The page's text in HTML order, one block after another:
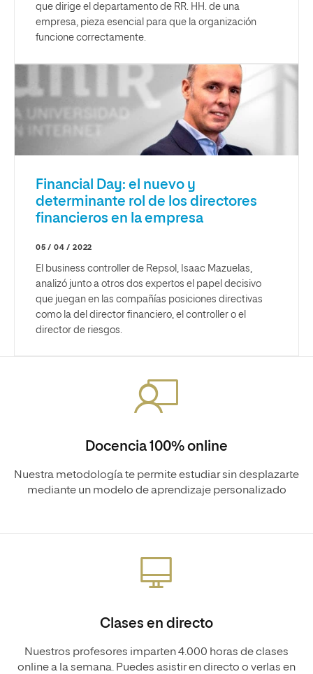
que dirige el departamento de RR. HH. de una
empresa, pieza esencial para que la organización
funcione correctamente.
Financial Day: el nuevo y
determinante rol de los directores
financieros en la empresa
05 / 04 / 2022
El business controller de Repsol, Isaac Mazuelas,
analizó junto a otros dos expertos el papel decisivo
que juegan en las compañías posiciones directivas
como la del director financiero, el controller o el
director de riesgos.
Docencia 100% online
Nuestra metodología te permite estudiar sin desplazarte
mediante un modelo de aprendizaje personalizado
Clases en directo
Nuestros profesores imparten 4.000 horas de clases
online a la semana. Puedes asistir en directo o verlas en